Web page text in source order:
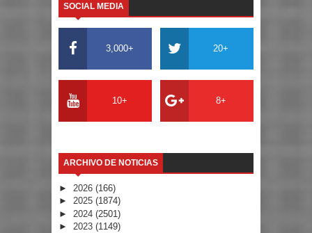
SOCIAL MEDIA
3,000+ 20+
10+ 8+
ARCHIVO DE NOTICIAS
► 2026 (166)
► 2025 (1874)
► 2024 (2501)
► 2023 (1149)